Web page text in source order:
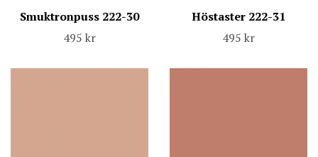
Smuktronpuss 222-30
495 kr
Höstaster 222-31
495 kr